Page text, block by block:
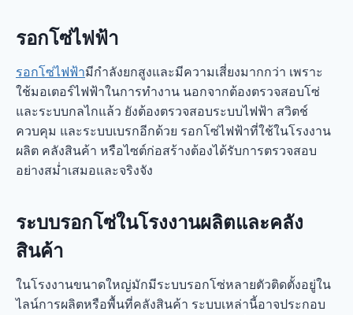
รอกโซ่ไฟฟ้า
รอกโซ่ไฟฟ้ามีกำลังยกสูงและมีความเสี่ยงมากกว่า เพราะ
ใช้มอเตอร์ไฟฟ้าในการทำงาน นอกจากต้องตรวจสอบโซ่
และระบบกลไกแล้ว ยังต้องตรวจสอบระบบไฟฟ้า สวิตช์
ควบคุม และระบบเบรกอีกด้วย รอกโซ่ไฟฟ้าที่ใช้ในโรงงาน
ผลิต คลังสินค้า หรือไซต์ก่อสร้างต้องได้รับการตรวจสอบ
อย่างสม่ำเสมอและจริงจัง
ระบบรอกโซ่ในโรงงานผลิตและคลัง
สินค้า
ในโรงงานขนาดใหญ่มักมีระบบรอกโซ่หลายตัวติดตั้งอยู่ใน
ไลน์การผลิตหรือพื้นที่คลังสินค้า ระบบเหล่านี้อาจประกอบ